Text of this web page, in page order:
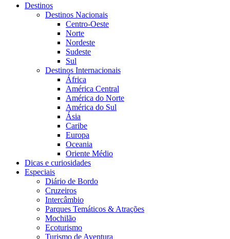
Destinos
Destinos Nacionais
Centro-Oeste
Norte
Nordeste
Sudeste
Sul
Destinos Internacionais
África
América Central
América do Norte
América do Sul
Ásia
Caribe
Europa
Oceania
Oriente Médio
Dicas e curiosidades
Especiais
Diário de Bordo
Cruzeiros
Intercâmbio
Parques Temáticos & Atrações
Mochilão
Ecoturismo
Turismo de Aventura